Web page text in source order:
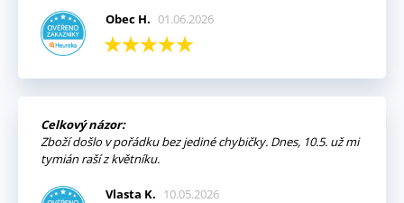
Obec H. 01.06.2026
Celkový názor:
Zboží došlo v pořádku bez jediné chybičky. Dnes, 10.5. už mi
tymián raší z květníku.
Vlasta K. 10.05.2026